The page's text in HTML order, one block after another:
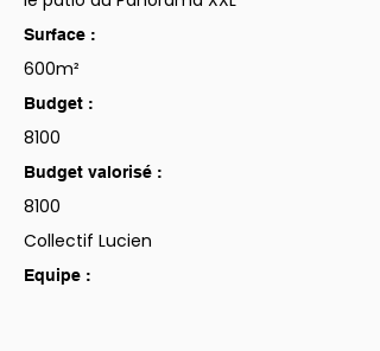
Surface :
600m²
Budget :
8100
Budget valorisé :
8100
Collectif Lucien
Equipe :